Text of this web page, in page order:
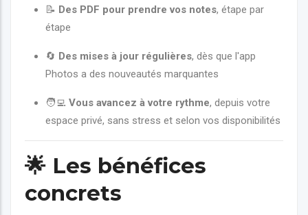
📝 Des PDF pour prendre vos notes, étape par
étape
🔄 Des mises à jour régulières, dès que l'app
Photos a des nouveautés marquantes
🧑‍💻 Vous avancez à votre rythme, depuis votre
espace privé, sans stress et selon vos disponibilités
🌟 Les bénéfices
concrets